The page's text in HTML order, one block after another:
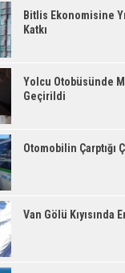
Bitlis Ekonomisine
Katkı
Yolcu Otobüsünde
Geçirildi
Otomobilin Çarptığı
Van Gölü Kıyısında